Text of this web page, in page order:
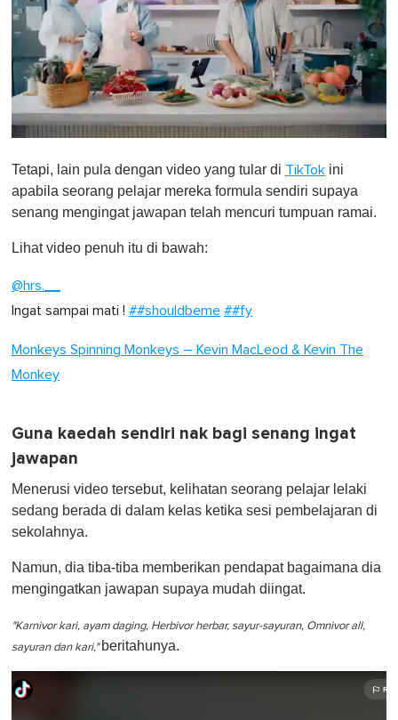
f
1
m
i
u
,
Tetapi, lain pula dengan video yang tular di TikTok ini
apabila seorang pelajar mereka formula sendiri supaya
senang mengingat jawapan telah mencuri tumpuan ramai.
Lihat video penuh itu di bawah:
@hrs.__
Ingat sampai mati ! ##shouldbeme ##fy
Monkeys Spinning Monkeys – Kevin MacLeod & Kevin The
Monkey
Guna kaedah sendiri nak bagi senang ingat
jawapan
Menerusi video tersebut, kelihatan seorang pelajar lelaki
sedang berada di dalam kelas ketika sesi pembelajaran di
sekolahnya.
Namun, dia tiba-tiba memberikan pendapat bagaimana dia
mengingatkan jawapan supaya mudah diingat.
"Karnivor kari, ayam daging, Herbivor herbar, sayur-sayuran, Omnivor all,
sayuran dan kari," beritahunya.